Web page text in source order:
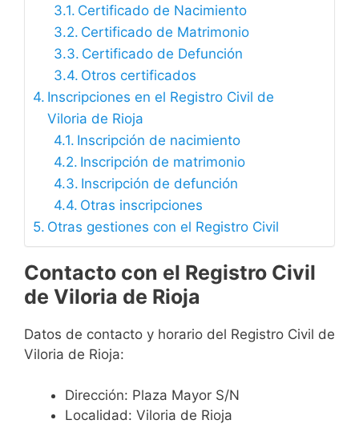
Certificado de Nacimiento
Certificado de Matrimonio
Certificado de Defunción
Otros certificados
Inscripciones en el Registro Civil de
Viloria de Rioja
Inscripción de nacimiento
Inscripción de matrimonio
Inscripción de defunción
Otras inscripciones
Otras gestiones con el Registro Civil
Contacto con el Registro Civil
de Viloria de Rioja
Datos de contacto y horario del Registro Civil de
Viloria de Rioja:
Dirección: Plaza Mayor S/N
Localidad: Viloria de Rioja